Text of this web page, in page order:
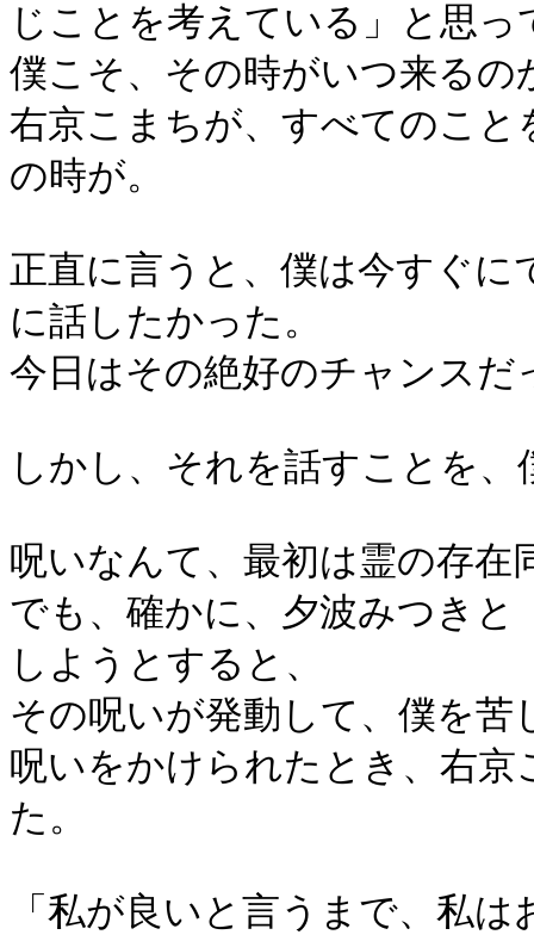
じことを考えている」と思っ
僕こそ、その時がいつ来るの
右京こまちが、すべてのこ
の時が。
正直に言うと、僕は今すぐ
に話したかった。
今日はその絶好のチャンスだ
しかし、それを話すことを
呪いなんて、最初は霊の存在
でも、確かに、夕波みつき
しようとすると、
その呪いが発動して、僕を苦
呪いをかけられたとき、右
た。
「私が良いと言うまで、私